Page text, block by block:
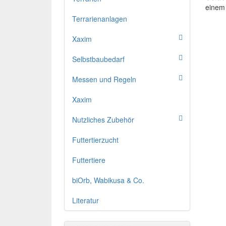
Terrarienanlagen
Xaxim
Selbstbaubedarf
Messen und Regeln
Xaxim
Nutzliches Zubehör
Futtertierzucht
Futtertiere
biOrb, Wabikusa & Co.
Literatur